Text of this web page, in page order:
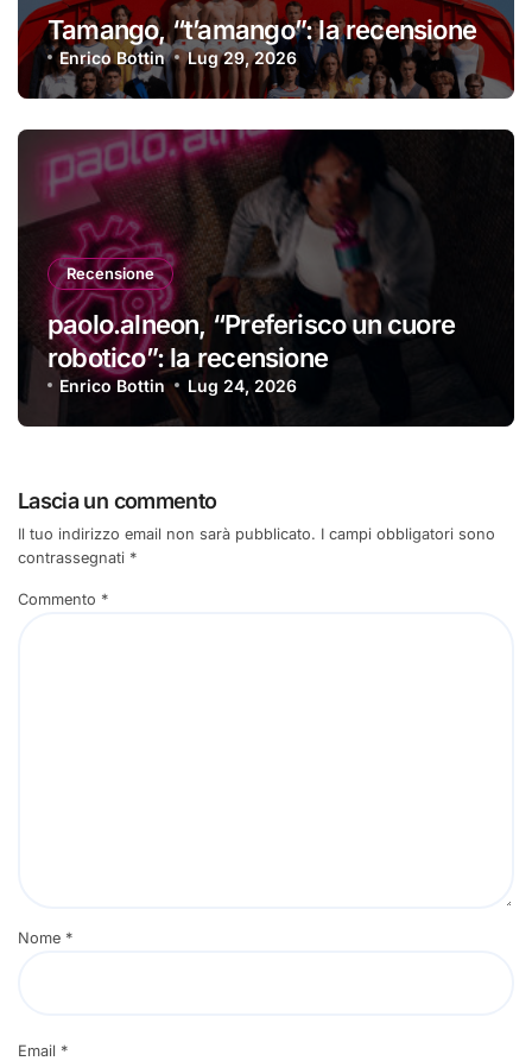
Tamango, “t’amango”: la recensione
Enrico Bottin Lug 29, 2026
Recensione
paolo.alneon, “Preferisco un cuore
robotico”: la recensione
Enrico Bottin Lug 24, 2026
Lascia un commento
Il tuo indirizzo email non sarà pubblicato. I campi obbligatori sono
contrassegnati *
Commento *
Nome *
Email *